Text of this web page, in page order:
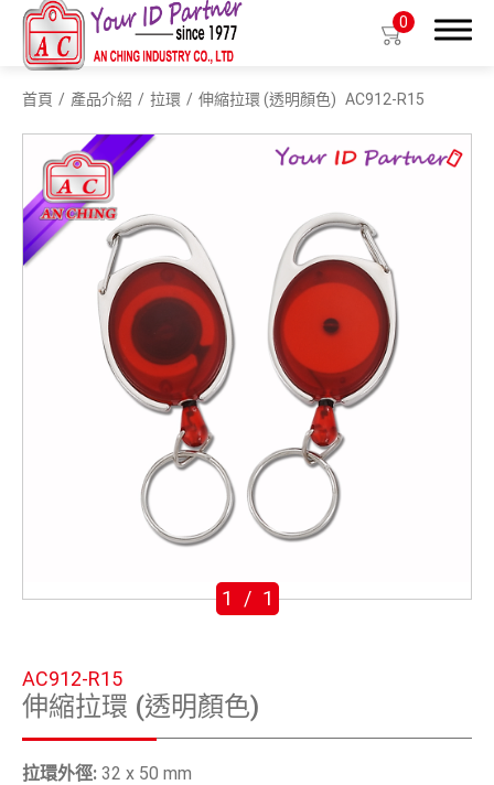
0
首頁 產品介紹 拉環 伸縮拉環 (透明顏色) AC912-R15
1 / 1
AC912-R15
伸縮拉環 (透明顏色)
拉環外徑: 32 x 50 mm
產品介紹
生物基質塑膠識別證套
識別證套
關於安慶
電子型錄